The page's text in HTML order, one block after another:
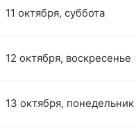
11 октября, суббота
12 октября, воскресенье
13 октября, понедельник